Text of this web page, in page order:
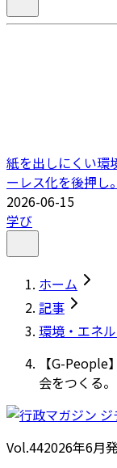
紙を出しにくい環
ーレス化を後押し。
2026-06-15
学び
ホーム
記事
環境・エネ
【G-
会をつくる。
Vol.442026年6月